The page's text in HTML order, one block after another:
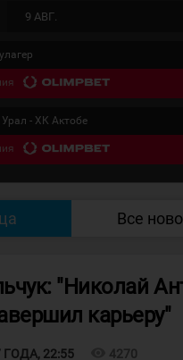
9 АВГ.
- ХК Актобе
Все
"Николай
карьеру"
ГОДА, 22:55 4270